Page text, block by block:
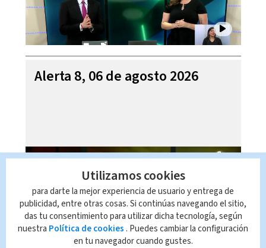
Alerta 8, 06 de agosto 2026
Utilizamos cookies
para darte la mejor experiencia de usuario y entrega de
publicidad, entre otras cosas. Si continúas navegando el sitio,
das tu consentimiento para utilizar dicha tecnología, según
nuestra Política de cookies . Puedes cambiar la configuración
en tu navegador cuando gustes.